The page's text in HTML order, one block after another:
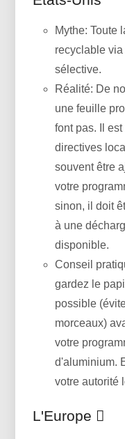
Mythe: Toute
recyclable
sélective.
Réalité: De
une feuille
font pas. Il
directives
souvent être
votre
sinon, il doit
à une
disponible.
Conseil
gardez le
possible
morceaux)
votre
d'aluminium.
votre autorité
L'Europe 